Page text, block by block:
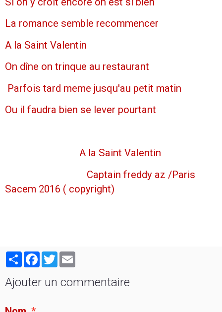
La romance semble recommencer
A la Saint Valentin
On dîne on trinque au restaurant
Parfois tard meme jusqu'au petit matin
Ou il faudra bien se lever pourtant
A la Saint Valentin
Captain freddy az /Paris
Sacem 2016 ( copyright)
PartagerFacebook
Twitter
Ajouter un commentaire